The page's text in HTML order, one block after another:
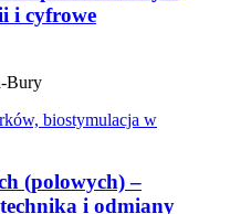
i cyfrowe
Bury
(polowych) –
i odmiany